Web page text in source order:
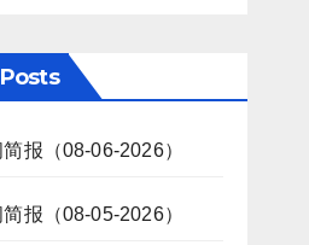
报（08-06-2026）
报（08-05-2026）